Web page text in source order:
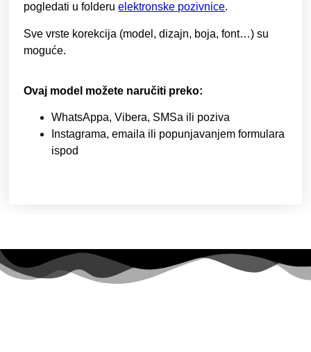
pogledati u folderuelektronske pozivnice.
Sve vrste korekcija (model, dizajn, boja, font…) su
moguće.
Ovaj model možete naručiti preko:
WhatsAppa, Vibera, SMSa ili poziva
Instagrama, emaila ili popunjavanjem formulara
ispod